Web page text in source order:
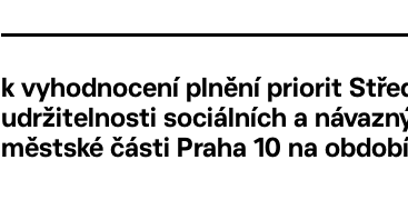
k vyhodnocení plnění priorit
udržitelnosti sociálních a
městské části Praha 10 na